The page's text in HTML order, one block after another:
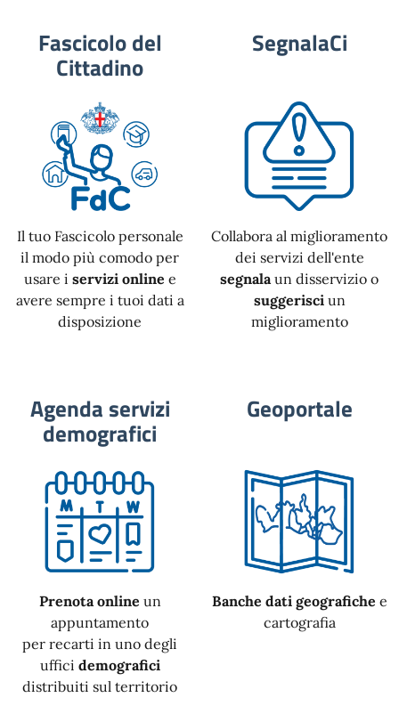
Fascicolo del
Cittadino
Il tuo Fascicolo personale
il modo più comodo per
usare i servizi online e
avere sempre i tuoi dati a
disposizione
SegnalaCi
Collabora al miglioramento
dei servizi dell'ente
segnala un disservizio o
suggerisciun
miglioramento
Agenda servizi
demografici
Prenota online un
appuntamento
per recarti in uno degli
uffici demografici
distribuiti sul territorio
Geoportale
Banche dati geografiche e
cartografia